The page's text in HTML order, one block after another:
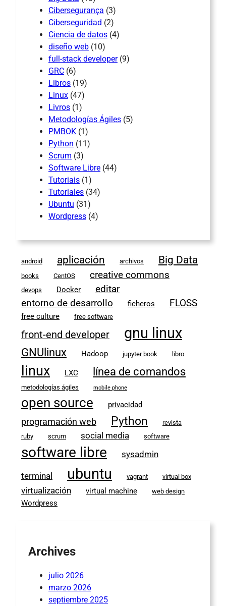
Cibersegurança (3)
Ciberseguridad (2)
Ciencia de datos (4)
diseño web (10)
full-stack developer(9)
GRC (6)
Libros (19)
Linux (47)
Livros (1)
Metodologías Ágiles (5)
PMBOK (1)
Python (11)
Scrum (3)
Software Libre (44)
Tutoriais (1)
Tutoriales (34)
Ubuntu (31)
Wordpress (4)
android aplicación archivos Big Data
books CentOS creative commons
devops Docker
editar
entorno de desarrollo
ficheros FLOSS
free culture free software
front-end developer gnu linux
GNUlinux Hadoop jupyter book libro
linux LXC línea de comandos
metodologías ágiles mobile phone
open source privacidad
programación web Python
revista
ruby
scrum social media software
software libre sysadmin
terminal ubuntu vagrant virtual box
virtualización virtual machine web design
Wordpress
Archives
julio 2026
marzo 2026
septiembre 2025